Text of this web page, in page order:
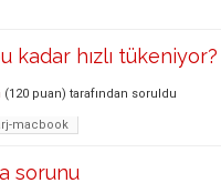
kadar hızlı tükeniyor?
(120 puan) tarafından soruldu
macbook
sorunu